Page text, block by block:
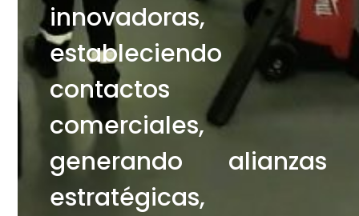
innovadoras,
estableciendo
contactos
comerciales,
generando alianzas
estratégicas,